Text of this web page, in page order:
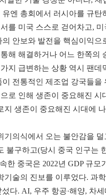
엔 총회에서 러시아를 규
를 미국 스스로 걷어차고,
안보와 발전을 핵심이익
해 해결하거나 어느 한쪽의
지 급변하는 상황 역시 팬
전통적인 제조업 강국들을
로 인해 생존이 중요해진
생존이 중요해진 시대에
의식에서 오는 불안감을
구하고(당시 중국 인구는
중국은 2022년 GDP 규
술의 진보를 이루었다. 과
다. AI, 우주 항공·해양, 차